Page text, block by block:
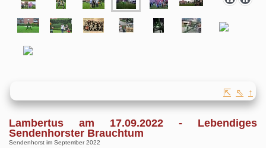
⇱ ⇖ ↑
Lambertus am 17.09.2022 - Lebendiges
Sendenhorster Brauchtum
Sendenhorst im September 2022